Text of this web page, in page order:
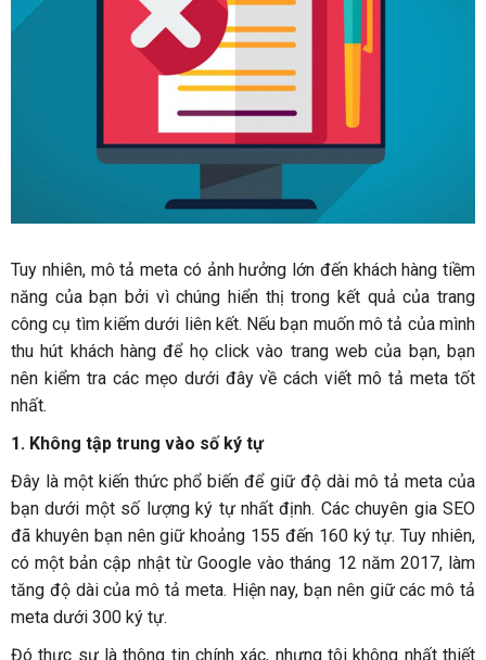
Tuy nhiên, mô tả meta có ảnh hưởng lớn đến khách hàng tiềm
năng của bạn bởi vì chúng hiển thị trong kết quả của trang
công cụ tìm kiếm dưới liên kết. Nếu bạn muốn mô tả của mình
thu hút khách hàng để họ click vào trang web của bạn, bạn
nên kiểm tra các mẹo dưới đây về cách viết mô tả meta tốt
nhất.
1. Không tập trung vào số ký tự
Đây là một kiến thức phổ biến để giữ độ dài mô tả meta của
bạn dưới một số lượng ký tự nhất định. Các chuyên gia SEO
đã khuyên bạn nên giữ khoảng 155 đến 160 ký tự. Tuy nhiên,
có một bản cập nhật từ Google vào tháng 12 năm 2017, làm
tăng độ dài của mô tả meta. Hiện nay, bạn nên giữ các mô tả
meta dưới 300 ký tự.
Đó thực sự là thông tin chính xác, nhưng tôi không nhất thiết